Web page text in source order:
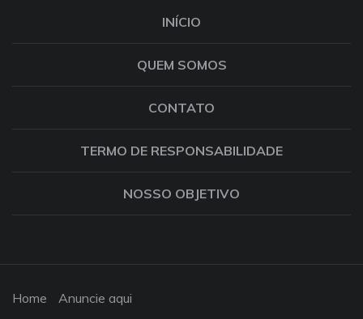
INÍCIO
QUEM SOMOS
CONTATO
TERMO DE RESPONSABILIDADE
NOSSO OBJETIVO
Home Anuncie aqui